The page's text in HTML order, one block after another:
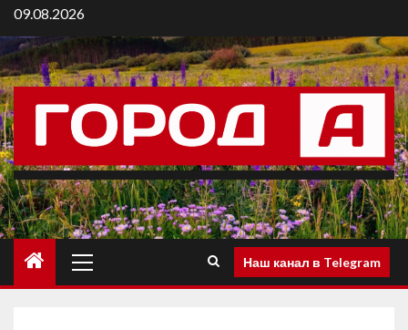
09.08.2026
Наш канал в Telegram